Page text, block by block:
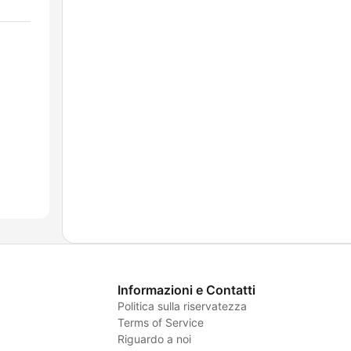
Informazioni e Contatti
Politica sulla riservatezza
Terms of Service
Riguardo a noi